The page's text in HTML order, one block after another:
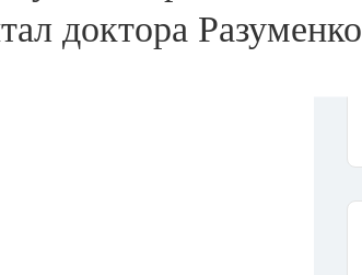
доктора Разуменко